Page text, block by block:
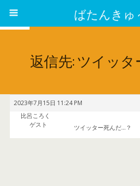
ばたんきゅ
返信先: ツイッタ
2023年7月15日 11:24 PM
比呂ころく
ゲスト
ツイッター死んだ…？